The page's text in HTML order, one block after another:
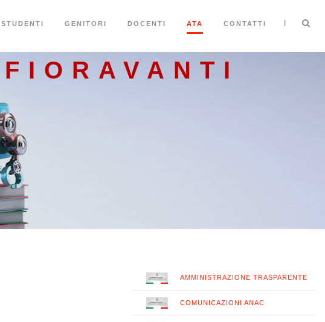
STUDENTI GENITORI DOCENTI ATA CONTATTI |
FIORAVANTI
AMMINISTRAZIONE TRASPARENTE
COMUNICAZIONI ANAC